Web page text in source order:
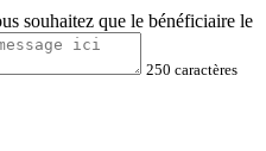
souhaitez que le bénéficiaire le
250 caractères